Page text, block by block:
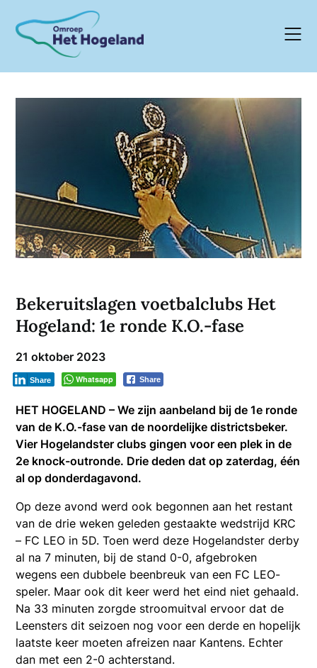
content
Bekeruitslagen voetbalclubs Het
Hogeland: 1e ronde K.O.-fase
21 oktober 2023
Whatsapp Share
Share
HET HOGELAND – We zijn aanbeland bij de 1e ronde
van de K.O.-fase van de noordelijke districtsbeker.
Vier Hogelandster clubs gingen voor een plek in de
2e knock-outronde. Drie deden dat op zaterdag, één
al op donderdagavond.
Op deze avond werd ook begonnen aan het restant
van de drie weken geleden gestaakte wedstrijd KRC
– FC LEO in 5D. Toen werd deze Hogelandster derby
al na 7 minuten, bij de stand 0-0, afgebroken
wegens een dubbele beenbreuk van een FC LEO-
speler. Maar ook dit keer werd het eind niet gehaald.
Na 33 minuten zorgde stroomuitval ervoor dat de
Leensters dit seizoen nog voor een derde en hopelijk
laatste keer moeten afreizen naar Kantens. Echter
dan met een 2-0 achterstand.